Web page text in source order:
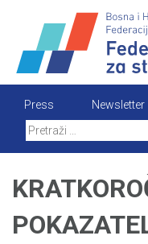
content
Press Newsletter